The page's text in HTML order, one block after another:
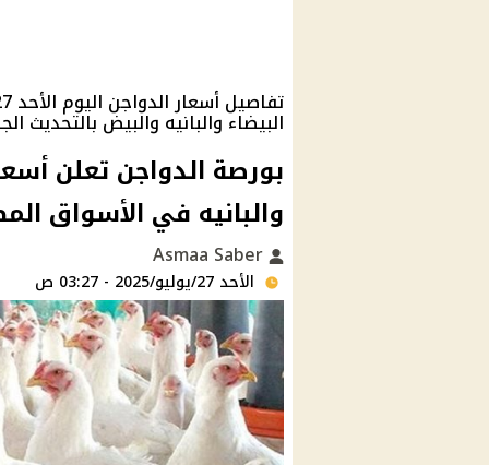
البيضاء والبانيه والبيض بالتحديث
بورصة الدواجن تعلن
والبانيه في الأسواق
الأحد 27/يوليو/2025 - 03:27 ص